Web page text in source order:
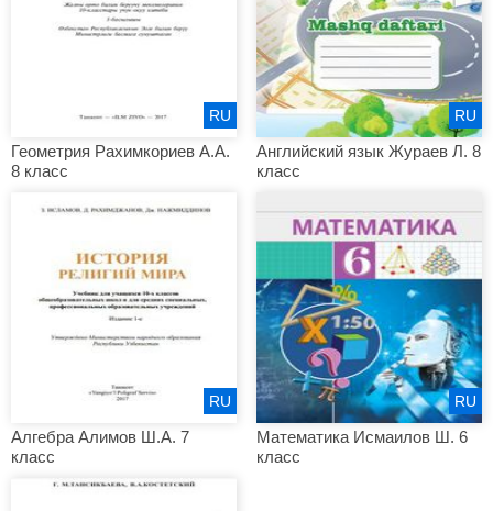
Геометрия Рахимкориев А.А.
8 класс
RU
Английский язык Жураев Л. 8
класс
RU
Алгебра Алимов Ш.А. 7
класс
RU
Математика Исмаилов Ш. 6
класс
RU